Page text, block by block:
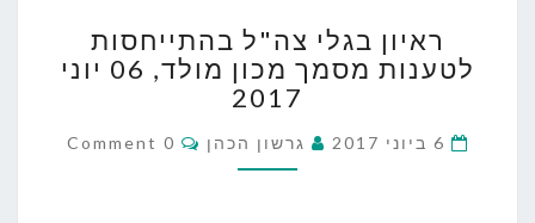
בגלי
צה"ל
בהתייחסות
מסמך
ראיון בגלי צה"ל בהתייחסות
לטענות מסמך מכון מולד, 06 יוני
2017
6 ביוני 2017 גרשון הכהן Comments
0 Comment